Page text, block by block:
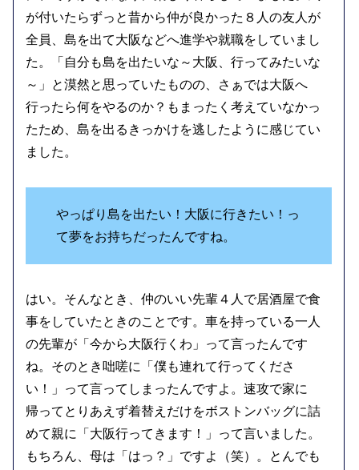
が付いたらずっと昔から仲が良かった８人の友人が
全員、島を出て大阪などへ進学や就職をしていまし
た。「自分も島を出たいな～大阪、行ってみたいな
～」と漠然と思っていたものの、さぁでは大阪へ
行ったら何をやるのか？もまったく考えていなかっ
たため、島を出るきっかけを逃したように感じてい
ました。
やっぱり島を出たい！大阪に行きたい！っ
て夢をお持ちだったんですね。
はい。そんなとき、仲のいい先輩４人で居酒屋で食
事をしていたときのことです。車を持っている一人
の先輩が「今から大阪行くわ」って言ったんです
ね。そのとき咄嗟に「僕も連れて行ってくださ
い！」って言ってしまったんですよ。速攻で家に
帰ってとりあえず着替えだけをボストンバッグに詰
めて親に「大阪行ってきます！」って言いました。
もちろん、母は「はっ？」ですよ（笑）。とんでも